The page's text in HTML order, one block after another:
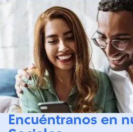
Encuéntranos en